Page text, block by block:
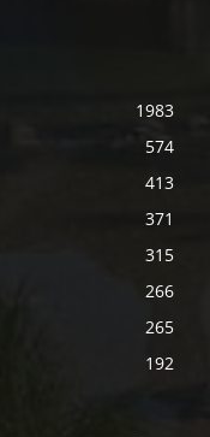
1983
574
413
371
315
266
265
192